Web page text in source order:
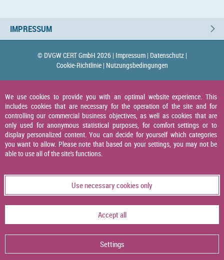
IMPRESSUM
© DVGW CERT GmbH 2026 | Impressum | Datenschutz |
Cookie-Richtlinie | Nutzungsbedingungen
We use cookies to provide you with an optimal website experience. This
includes cookies that are necessary for the operation of the site and for
controlling our commercial business objectives, as well as cookies that are
only used for anonymous statistical purposes, for comfort settings or to
display personalized content. You can decide for yourself which categories
you want to allow. Please note that based on your settings, you may not be
able to use all of the site's functions.
Use necessary cookies only
Accept all
Settings